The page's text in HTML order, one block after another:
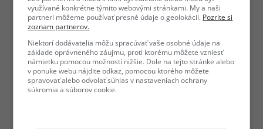
využívané konkrétne týmito webovými stránkami. My a naši
partneri môžeme používať presné údaje o geolokácii. Pozrite si
zoznam partnerov.
Niektorí dodávatelia môžu spracúvať vaše osobné údaje na
základe oprávneného záujmu, proti ktorému môžete vzniesť
námietku pomocou možností nižšie. Dole na tejto stránke alebo
v ponuke webu nájdite odkaz, pomocou ktorého môžete
spravovať alebo odvolať súhlas v nastaveniach ochrany
súkromia a súborov cookie.